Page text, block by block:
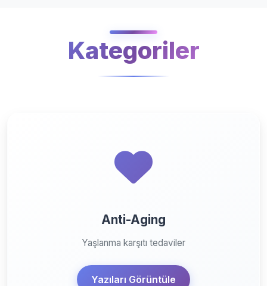
Kategoriler
Anti-Aging
Yaşlanma karşıtı tedaviler
Yazıları Görüntüle